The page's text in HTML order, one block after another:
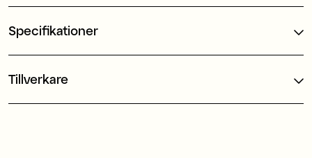
Specifikationer
Tillverkare